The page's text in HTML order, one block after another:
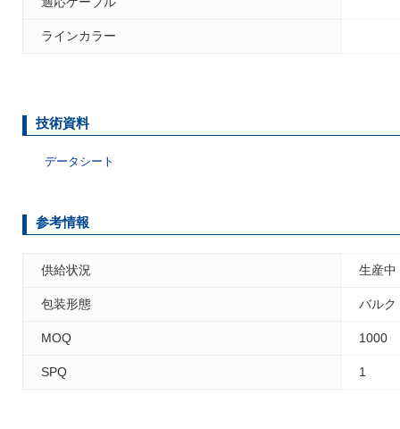
ラインカラー
技術資料
データシート
参考情報
供給状況 生産中
包装形態 バルク
MOQ 1000
SPQ 1